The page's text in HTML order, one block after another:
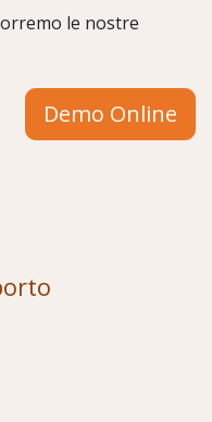
le nostre
Demo Online